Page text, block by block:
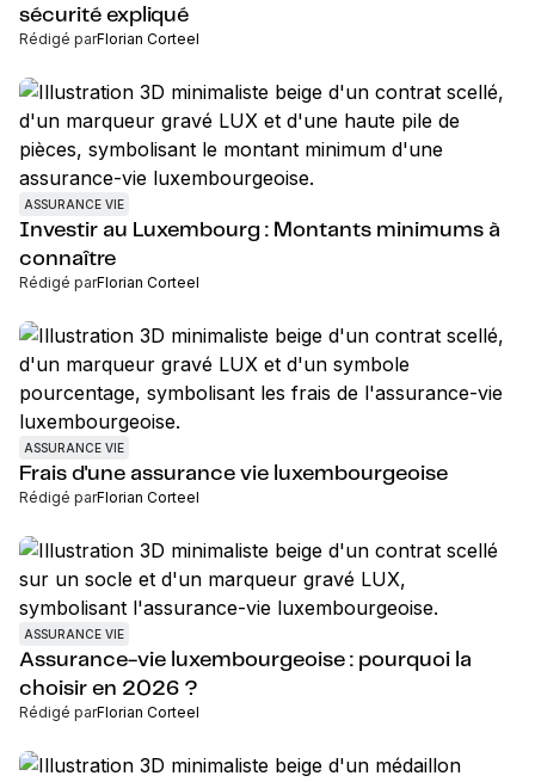
sécurité expliqué
Rédigé parFlorian Corteel
ASSURANCE VIE
Investir au Luxembourg : Montants minimums à
connaître
Rédigé parFlorian Corteel
ASSURANCE VIE
Frais d'une assurance vie luxembourgeoise
Rédigé parFlorian Corteel
ASSURANCE VIE
Assurance-vie luxembourgeoise : pourquoi la
choisir en 2026 ?
Rédigé parFlorian Corteel